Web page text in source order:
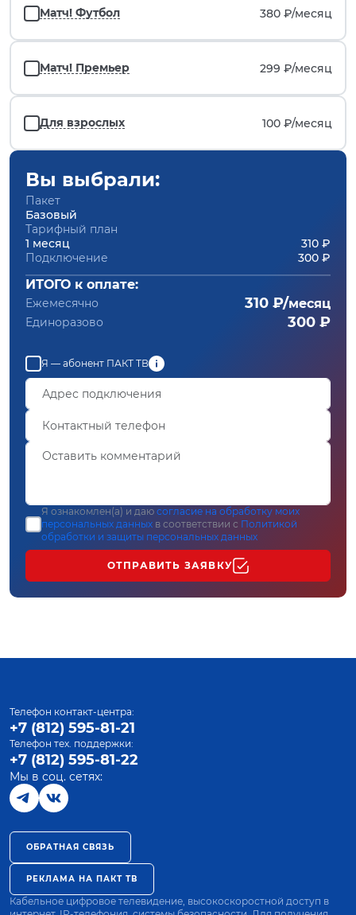
Матч! Футбол 380 ₽/месяц
Матч! Премьер 299 ₽/месяц
Для взрослых 100 ₽/месяц
Вы выбрали:
Пакет
Базовый
Тарифный план
1 месяц
310 ₽
Подключение
300 ₽
ИТОГО к оплате:
Ежемесячно 310 ₽/месяц
Единоразово 300 ₽
Я — абонент ПАКТ ТВ
Я ознакомлен(а) и даю согласие на обработку моих
персональных данных в соответствии с Политикой
обработки и защиты персональных данных
ОТПРАВИТЬ ЗАЯВКУ
Телефон контакт-центра:
+7 (812) 595-81-21
Телефон тех. поддержки:
+7 (812) 595-81-22
Мы в соц. сетях:
ОБРАТНАЯ СВЯЗЬ
РЕКЛАМА НА ПАКТ ТВ
Кабельное цифровое телевидение, высокоскоростной доступ в